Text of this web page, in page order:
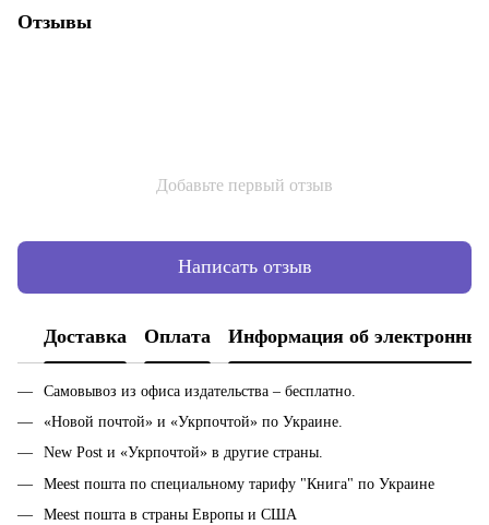
Отзывы
Добавьте первый отзыв
Написать отзыв
Доставка Оплата Информация об
Самовывоз из офиса издательства – бесплатно.
«Новой почтой» и «Укрпочтой» по Украине.
New Post и «Укрпочтой» в другие страны.
Meest пошта по специальному тарифу "Книга" по Украине
Meest пошта в страны Европы и США